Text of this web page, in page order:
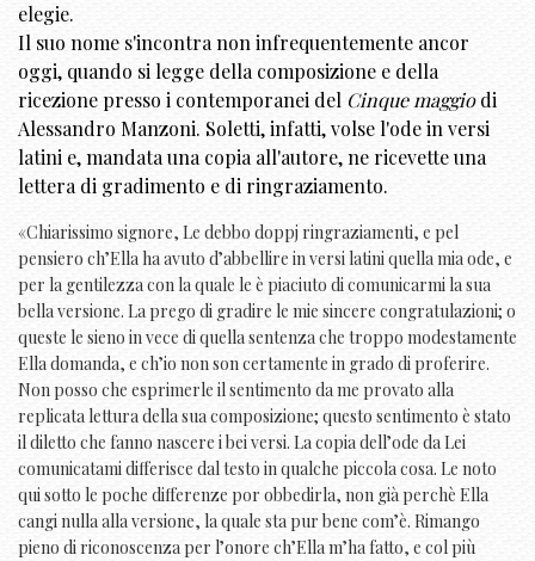
elegie.
Il suo nome s'incontra non infrequentemente ancor
oggi, quando si legge della composizione e della
ricezione presso i contemporanei del Cinque maggiodi
Alessandro Manzoni. Soletti, infatti, volse l'ode in versi
latini e, mandata una copia all'autore, ne ricevette una
lettera di gradimento e di ringraziamento.
«Chiarissimo signore, Le debbo doppj ringraziamenti, e pel
pensiero ch’Ella ha avuto d’abbellire in versi latini quella mia ode, e
per la gentilezza con la quale le è piaciuto di comunicarmi la sua
bella versione. La prego di gradire le mie sincere congratulazioni; o
queste le sieno in vece di quella sentenza che troppo modestamente
Ella domanda, e ch’io non son certamente in grado di proferire.
Non posso che esprimerle il sentimento da me provato alla
replicata lettura della sua composizione; questo sentimento è stato
il diletto che fanno nascere i bei versi. La copia dell’ode da Lei
comunicatami differisce dal testo in qualche piccola cosa. Le noto
qui sotto le poche differenze por obbedirla, non già perchè Ella
cangi nulla alla versione, la quale sta pur bene com’è. Rimango
pieno di riconoscenza per l’onore ch’Ella m’ha fatto, e col più